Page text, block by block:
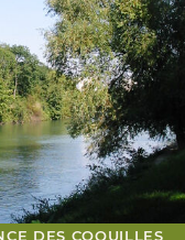
DES COQUILLES